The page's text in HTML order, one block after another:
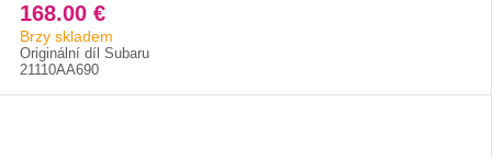
168.00 €
Brzy skladem
Originální díl Subaru
21110AA690